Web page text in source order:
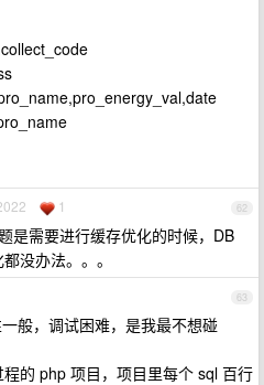
62
1
是需要进行缓存优化的时候，DB
没办法。。。
63
般，调试困难，是我最不想碰
的 php 项目，项目里每个 sql 百行